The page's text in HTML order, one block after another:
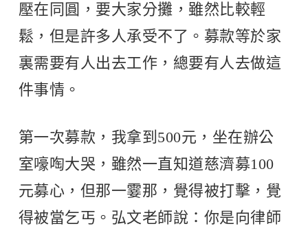
壓在同圓，要大家分攤，雖然比較輕
鬆，但是許多人承受不了。募款等於家
裏需要有人出去工作，總要有人去做這
件事情。
第一次募款，我拿到500元，坐在辦公
室嚎啕大哭，雖然一直知道慈濟募100
元募心，但那一霎那，覺得被打擊，覺
得被當乞丐。弘文老師說：你是向律師